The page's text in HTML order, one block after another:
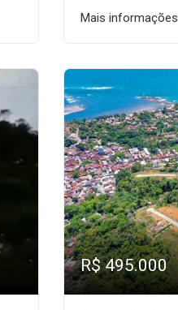
Mais informações
R$ 495.000